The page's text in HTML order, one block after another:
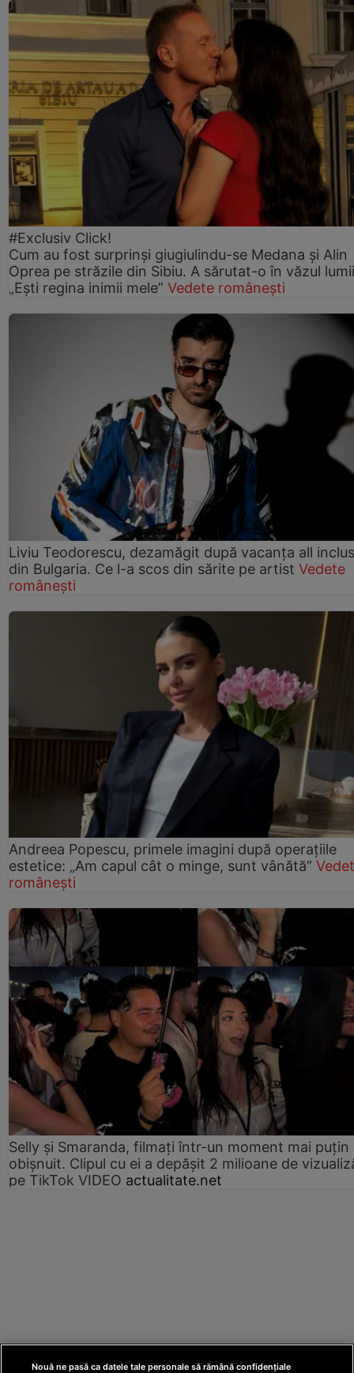
#Exclusiv Click!
Cum au fost surprinși giugiulindu-se Medana și Alin
Oprea pe străzile din Sibiu. A sărutat-o în văzul
„Ești regina inimii mele” Vedete românești
Liviu Teodorescu, dezamăgit după vacanța all
din Bulgaria. Ce l-a scos din sărite pe artist Vedete
românești
Andreea Popescu, primele imagini după operațiile
estetice: „Am capul cât o minge, sunt vânătă”
românești
Selly și Smaranda, filmați într-un moment mai puțin
obișnuit. Clipul cu ei a depășit 2 milioane de
pe TikTok VIDEO actualitate.net
Nouă ne pasă ca datele tale personale să rămână confidențiale